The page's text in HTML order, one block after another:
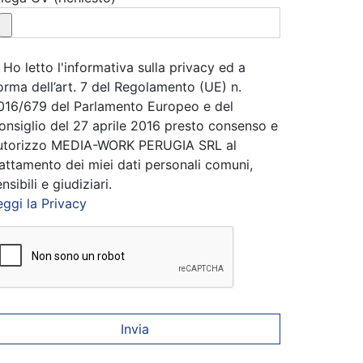
Ho letto l'informativa sulla privacy ed a
dell’art. 7 del Regolamento (UE) n.
679 del Parlamento Europeo e del
del 27 aprile 2016 presto consenso e
MEDIA-WORK PERUGIA SRL al
dei miei dati personali comuni,
e giudiziari.
la Privacy